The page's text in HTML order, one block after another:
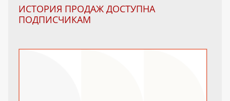
ИСТОРИЯ ПРОДАЖ ДОСТУПНА
ПОДПИСЧИКАМ